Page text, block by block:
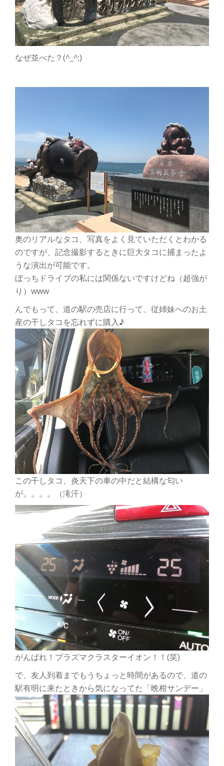
なぜ並べた？(^_^;)
奥のリアルなタコ、写真をよく見ていただくとわかる
のですが、記念撮影するときに巨大タコに捕まったよ
うな演出が可能です。
ぼっちドライブの私には関係ないですけどね（超強が
り）www
んでもって、道の駅の売店に行って、従姉妹へのお土
産の干しタコを忘れずに購入♪
この干しタコ、炎天下の車の中だと結構な匂い
が。。。。（滝汗）
がんばれ！プラズマクラスターイオン！！(笑)
で、友人到着までもうちょっと時間があるので、道の
駅有明に来たときから気になってた「晩柑サンデー」